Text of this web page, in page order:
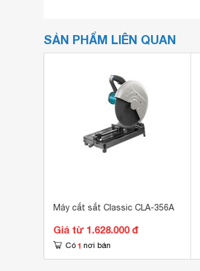
SẢN PHẨM LIÊN QUAN
Máy cắt sắt Classic CLA-356A
Giá từ 1.628.000 đ
Có 1 nơi bán